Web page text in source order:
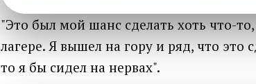
"Это был мой шанс сделать хоть что-
лагере. Я вышел на гору и ряд, что это
то я бы сидел на нервах".